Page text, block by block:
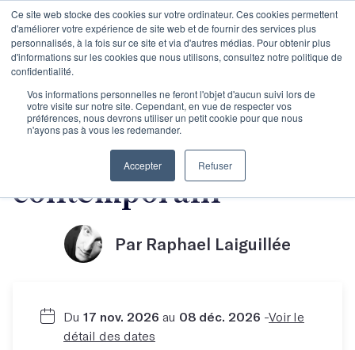
Ce site web stocke des cookies sur votre ordinateur. Ces cookies permettent
d'améliorer votre expérience de site web et de fournir des services plus
personnalisés, à la fois sur ce site et via d'autres médias. Pour obtenir plus
d'informations sur les cookies que nous utilisons, consultez notre politique de
confidentialité.
Vos informations personnelles ne feront l'objet d'aucun suivi lors de
votre visite sur notre site. Cependant, en vue de respecter vos
préférences, nous devrons utiliser un petit cookie pour que nous
n'ayons pas à vous les redemander.
Accepter Refuser
Découvrir le roman
français
contemporain
Par Raphael Laiguillée
Du 17 nov. 2026 au 08 déc. 2026 -Voir le
détail des dates